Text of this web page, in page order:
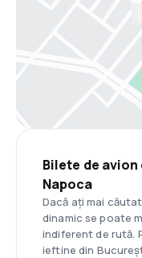
Bilete de
Napoca
Dacă ați mai
dinamic se poate
indiferent de rută.
ieftine din